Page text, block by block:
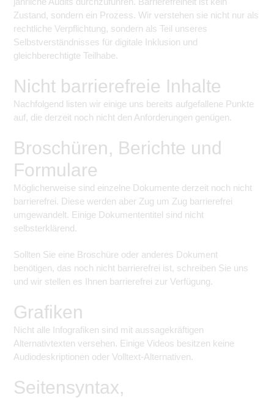
Zustand, sondern ein Prozess. Wir verstehen sie nicht nur als
rechtliche Verpflichtung, sondern als Teil unseres
Selbstverständnisses für digitale Inklusion und
gleichberechtigte Teilhabe.
Nicht barrierefreie Inhalte
Nachfolgend listen wir einige uns bereits aufgefallene Punkte
auf, die derzeit noch nicht den Anforderungen genügen.
Broschüren, Berichte und
Formulare
Möglicherweise sind einzelne Dokumente derzeit noch nicht
barrierefrei. Diese werden aber Zug um Zug barrierefrei
umgewandelt. Einige Dokumententitel sind nicht
selbsterklärend.
Sollten Sie eine Broschüre oder anderes Dokument
benötigen, das noch nicht barrierefrei ist, schreiben Sie uns
und wir stellen es Ihnen barrierefrei zur Verfügung.
Grafiken
Nicht alle Infografiken sind mit aussagekräftigen
Alternativtexten versehen. Einige Videos besitzen keine
Audiodeskriptionen oder Volltext-Alternativen.
Seitensyntax,